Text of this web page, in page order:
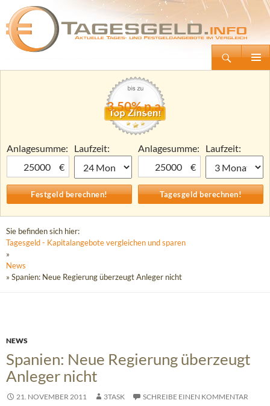
Tagesgeld.info – Tagesgeldkonten vergleichen und Tagesgeld-Zinsen berechnen
Zum
3,50% p.a.
Anlagesumme:
€
Laufzeit:
Anlagesumme:
€
Laufzeit:
Sie befinden sich hier:
Tagesgeld - Kapitalangebote vergleichen und sparen
»
News
» Spanien: Neue Regierung überzeugt Anleger nicht
NEWS
Spanien: Neue Regierung überzeugt
Anleger nicht
21. NOVEMBER 2011 3TASK SCHREIBE EINEN KOMMENTAR